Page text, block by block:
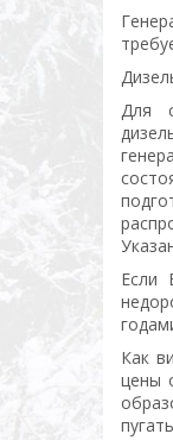
Для
Если
Как
цены